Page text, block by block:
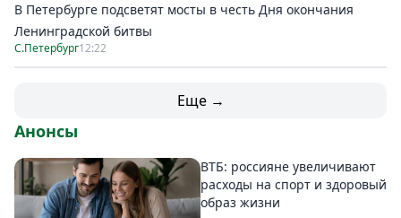
В Петербурге подсветят мосты в честь Дня окончания
Ленинградской битвы
С.Петербург12:22
Еще →
Анонсы
ВТБ: россияне увеличивают
расходы на спорт и здоровый
образ жизни